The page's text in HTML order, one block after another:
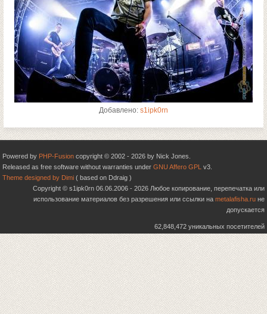
Добавлено: s1ipk0rn
Powered by PHP-Fusion copyright © 2002 - 2026 by Nick Jones.
Released as free software without warranties under GNU Affero GPL v3.
Theme designed by Dimi ( based on Ddraig )
Copyright © s1ipk0rn 06.06.2006 - 2026 Любое копирование, перепечатка или
использование материалов без разрешения или ссылки на metalafisha.ru не
допускается
62,848,472 уникальных посетителей